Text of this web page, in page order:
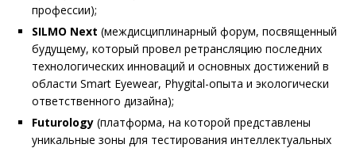
профессии);
SILMO Next (междисциплинарный форум, посвященный
будущему, который провел ретрансляцию последних
технологических инноваций и основных достижений в
области Smart Eyewear, Phygital-опыта и экологически
ответственного дизайна);
Futurology (платформа, на которой представлены
уникальные зоны для тестирования интеллектуальных